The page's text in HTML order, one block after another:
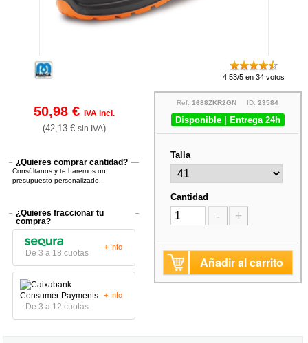
4.53/5 en 34 votos
50,98 € IVA incl.
(42,13 € sin IVA)
¿Quieres comprar cantidad?
Consúltanos y te haremos un
presupuesto personalizado.
¿Quieres fraccionar tu
compra?
De 3 a 18 cuotas
+ Info
De 3 a 12 cuotas
+ Info
Ref:1688ZKR2GN ID:23584
Disponible | Entrega 24h
Talla
Cantidad
- +
Añadir al carrito